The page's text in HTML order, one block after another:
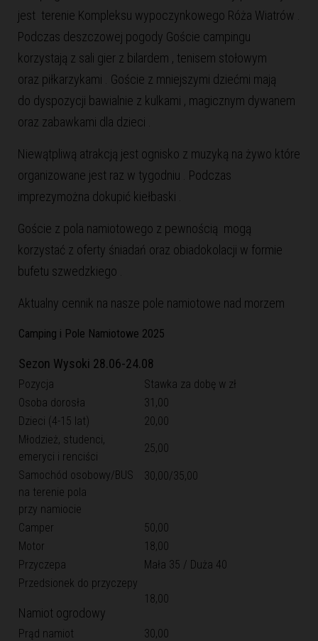
jest terenie Kompleksu wypoczynkowego Róża Wiatrów .
Podczas deszczowej pogody Goście campingu
korzystają z sali gier z bilardem , tenisem stołowym
oraz piłkarzykami . Goście z mniejszymi dziećmi mają
do dyspozycji bawialnie z kulkami , magicznym dywanem
oraz zabawkami dla dzieci .
Niewątpliwą atrakcją jest ognisko z muzyką na żywo które
organizowane jest raz w tygodniu . Podczas
imprezymożna dokupić kiełbaski .
Goście z pola namiotowego z pewnością mogą
korzystać z oferty śniadań oraz obiadokolacji w formie
bufetu szwedzkiego .
Aktualny cennik na nasze pole namiotowe nad morzem
Camping i Pole Namiotowe 2025
Sezon Wysoki 28.06-24.08
Pozycja
Stawka za dobę w zł
Osoba dorosła
31,00
Dzieci (4-15 lat)
20,00
Młodzież, studenci,
emeryci i renciści
25,00
Samochód osobowy/BUS
na terenie pola
przy namiocie
30,00/35,00
Camper
50,00
Motor
18,00
Przyczepa
Mała 35 / Duża 40
Przedsionek do przyczepy
Namiot ogrodowy
18,00
Prąd namiot
30,00